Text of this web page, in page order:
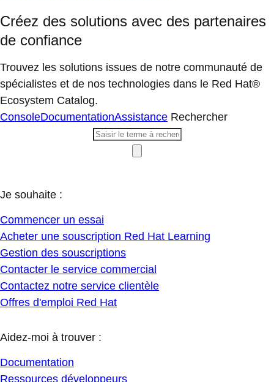
Créez des solutions avec des partenaires
de confiance
Trouvez les solutions issues de notre communauté de
spécialistes et de nos technologies dans le Red Hat®
Ecosystem Catalog.
ConsoleDocumentationAssistance Rechercher
Je souhaite :
Commencer un essai
Acheter une souscription Red Hat Learning
Gestion des souscriptions
Contacter le service commercial
Contactez notre service clientèle
Offres d'emploi Red Hat
Aidez-moi à trouver :
Documentation
Ressources développeurs